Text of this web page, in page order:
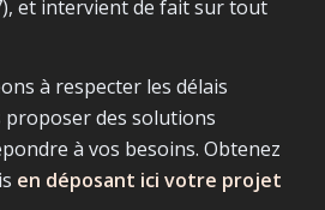
et intervient de fait sur tout
à respecter les délais
proposer des solutions
à vos besoins. Obtenez
en déposant ici votre projet